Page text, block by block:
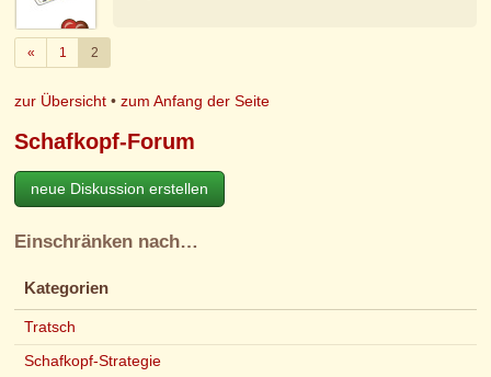
«Zurück
1 2
zur Übersicht •zum Anfang der Seite
Schafkopf-Forum
neue Diskussion erstellen
Einschränken nach…
Kategorien
Tratsch
Schafkopf-Strategie